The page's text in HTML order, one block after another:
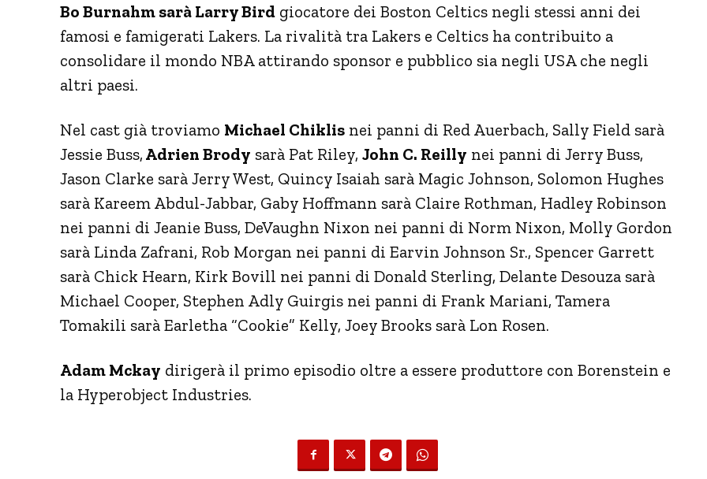
Bo Burnahm sarà Larry Bird giocatore dei Boston Celtics negli stessi anni dei
famosi e famigerati Lakers. La rivalità tra Lakers e Celtics ha contribuito a
consolidare il mondo NBA attirando sponsor e pubblico sia negli USA che negli
altri paesi.
Nel cast già troviamo Michael Chiklis nei panni di Red Auerbach, Sally Field sarà
Jessie Buss, Adrien Brody sarà Pat Riley, John C. Reilly nei panni di Jerry Buss,
Jason Clarke sarà Jerry West, Quincy Isaiah sarà Magic Johnson, Solomon Hughes
sarà Kareem Abdul-Jabbar, Gaby Hoffmann sarà Claire Rothman, Hadley Robinson
nei panni di Jeanie Buss, DeVaughn Nixon nei panni di Norm Nixon, Molly Gordon
sarà Linda Zafrani, Rob Morgan nei panni di Earvin Johnson Sr., Spencer Garrett
sarà Chick Hearn, Kirk Bovill nei panni di Donald Sterling, Delante Desouza sarà
Michael Cooper, Stephen Adly Guirgis nei panni di Frank Mariani, Tamera
Tomakili sarà Earletha “Cookie” Kelly, Joey Brooks sarà Lon Rosen.
Adam Mckay dirigerà il primo episodio oltre a essere produttore con Borenstein e
la Hyperobject Industries.